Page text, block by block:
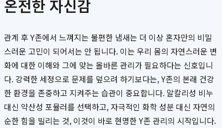
온전한 자신감
관계 후 Y존에서 느껴지는 불편한 냄새는 더 이상 혼자만의 비밀
스러운 고민이 되어서는 안 됩니다. 이는 우리 몸의 자연스러운 변
화에 대한 이해와 그에 맞는 올바른 관리가 필요하다는 신호입니
다. 강력한 세정으로 문제를 덮으려 하기보다는, Y존의 본래 건강
한 환경을 존중하고 지켜주는 습관이 중요합니다. 알칼리성 비누
대신 약산성 포뮬러를 선택하고, 자극적인 화학 성분 대신 자연의
순한 힘을 빌리는 것, 이것이 바로 현명한 Y존 관리의 시작입니다.